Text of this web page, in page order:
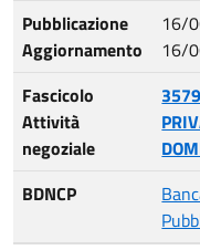
Pubblicazione
Aggiornamento
16/
16/
Fascicolo
Attività
negoziale
BDNCP